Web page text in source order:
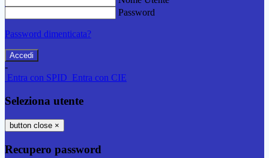
Password
Password dimenticata?
-
Entra con SPID Entra con CIE
Seleziona utente
button close ×
Recupero password